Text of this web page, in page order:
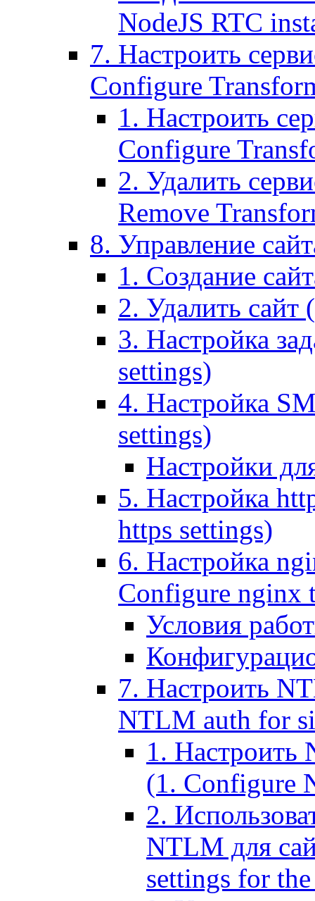
NodeJS RTC
7. Настроить
Configure
1. Настроить
Configure
2. Удалить
Remove
8. Управление
1. Создание
2. Удалить сайт
3. Настройка
settings)
4. Настройка
settings)
Настройки
5. Настройка
https settings)
6. Настройка
Configure nginx
Условия
7. Настроить
NTLM auth for
1. Настроить
(1. Configure
2.
NTLM для
settings for